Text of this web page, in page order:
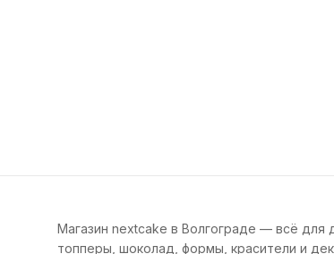
Магазин nextcake в Волгограде — всё для
топперы, шоколад, формы, красители и